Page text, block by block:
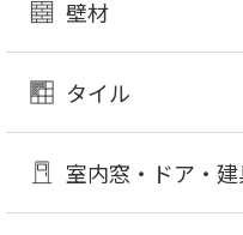
壁材
タイル
室内窓・ドア・建